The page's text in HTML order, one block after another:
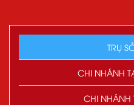
TRỤ
CHI NHÁNH
CHI NHÁNH